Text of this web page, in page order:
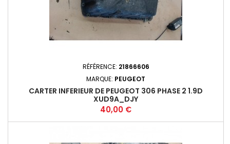
RÉFÉRENCE: 21866606
MARQUE: PEUGEOT
CARTER INFERIEUR DE PEUGEOT 306 PHASE 2 1.9D
XUD9A_DJY
Prix
40,00 €